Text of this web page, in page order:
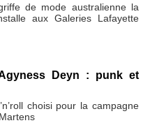
de mode australienne la
aux Galeries Lafayette
Deyn : punk et
choisi pour la campagne